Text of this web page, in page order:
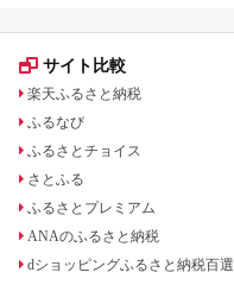
サイト比較
楽天ふるさと納税
ふるなび
ふるさとチョイス
さとふる
ふるさとプレミアム
ANAのふるさと納税
dショッピングふるさと納税百選